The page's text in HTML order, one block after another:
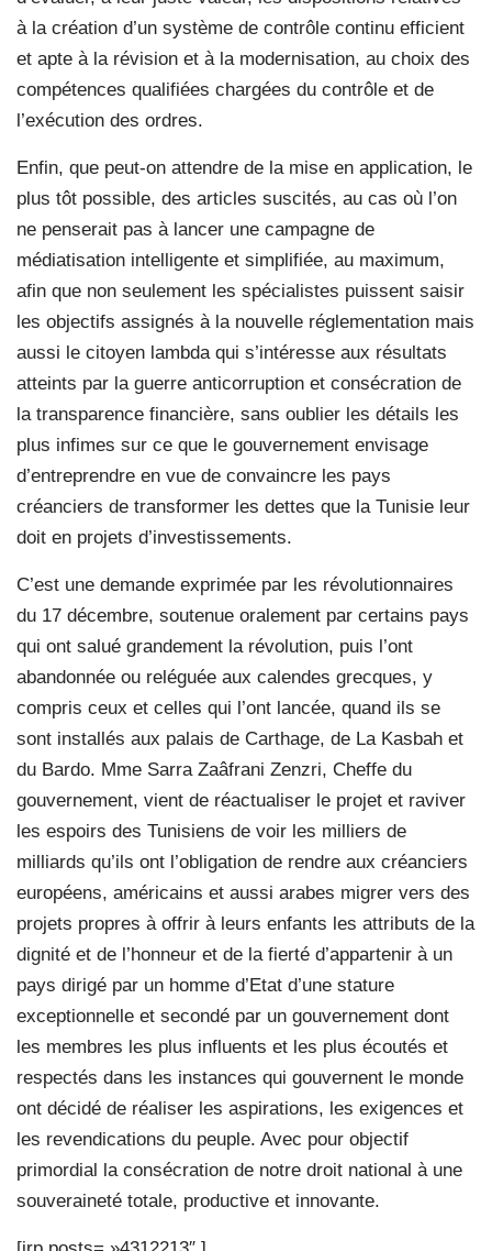
à la création d’un système de contrôle continu efficient
et apte à la révision et à la modernisation, au choix des
compétences qualifiées chargées du contrôle et de
l’exécution des ordres.
Enfin, que peut-on attendre de la mise en application, le
plus tôt possible, des articles suscités, au cas où l’on
ne penserait pas à lancer une campagne de
médiatisation intelligente et simplifiée, au maximum,
afin que non seulement les spécialistes puissent saisir
les objectifs assignés à la nouvelle réglementation mais
aussi le citoyen lambda qui s’intéresse aux résultats
atteints par la guerre anticorruption et consécration de
la transparence financière, sans oublier les détails les
plus infimes sur ce que le gouvernement envisage
d’entreprendre en vue de convaincre les pays
créanciers de transformer les dettes que la Tunisie leur
doit en projets d’investissements.
C’est une demande exprimée par les révolutionnaires
du 17 décembre, soutenue oralement par certains pays
qui ont salué grandement la révolution, puis l’ont
abandonnée ou reléguée aux calendes grecques, y
compris ceux et celles qui l’ont lancée, quand ils se
sont installés aux palais de Carthage, de La Kasbah et
du Bardo. Mme Sarra Zaâfrani Zenzri, Cheffe du
gouvernement, vient de réactualiser le projet et raviver
les espoirs des Tunisiens de voir les milliers de
milliards qu’ils ont l’obligation de rendre aux créanciers
européens, américains et aussi arabes migrer vers des
projets propres à offrir à leurs enfants les attributs de la
dignité et de l’honneur et de la fierté d’appartenir à un
pays dirigé par un homme d’Etat d’une stature
exceptionnelle et secondé par un gouvernement dont
les membres les plus influents et les plus écoutés et
respectés dans les instances qui gouvernent le monde
ont décidé de réaliser les aspirations, les exigences et
les revendications du peuple. Avec pour objectif
primordial la consécration de notre droit national à une
souveraineté totale, productive et innovante.